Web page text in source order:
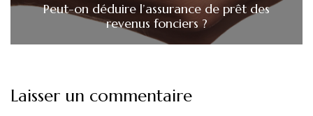
Peut-on déduire l’assurance de prêt des
revenus fonciers ?
Laisser un commentaire